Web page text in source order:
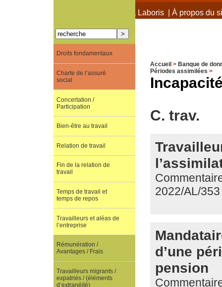
À propos de Terra Laboris| À propos du
Accueil > Banque de
Périodes assimilées >
C. trav.
2022/AL/353
d’une
pension
Droits fondamentaux
Charte de l’assuré
social
Concertation /
Participation
Bien-être au travail
Relation de travail
Fin de la relation de
travail
Temps de travail et
temps de repos
Travailleurs et aléas de
l’entreprise
Rémunération /
Avantages / Frais
Travailleurs migrants /
expatriés / (éléments
d’extranéité)